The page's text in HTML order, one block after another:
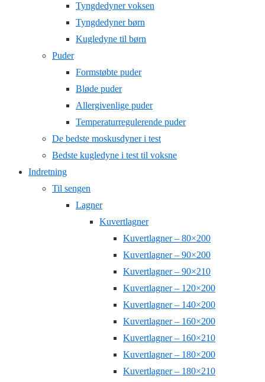
Tyngdedyner voksen
Tyngdedyner børn
Kugledyne til børn
Puder
Formstøbte puder
Bløde puder
Allergivenlige puder
Temperaturregulerende puder
De bedste moskusdyner i test
Bedste kugledyne i test til voksne
Indretning
Til sengen
Lagner
Kuvertlagner
Kuvertlagner – 80×200
Kuvertlagner – 90×200
Kuvertlagner – 90×210
Kuvertlagner – 120×200
Kuvertlagner – 140×200
Kuvertlagner – 160×200
Kuvertlagner – 160×210
Kuvertlagner – 180×200
Kuvertlagner – 180×210